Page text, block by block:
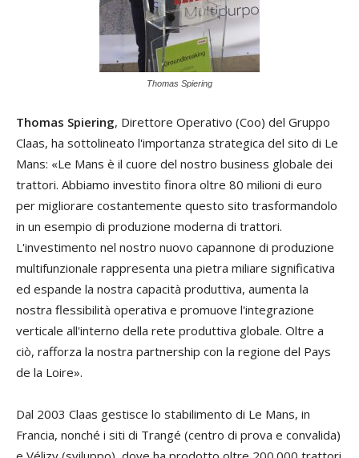
Thomas Spiering
Thomas Spiering, Direttore Operativo (Coo) del Gruppo
Claas, ha sottolineato l'importanza strategica del sito di Le
Mans: «Le Mans è il cuore del nostro business globale dei
trattori. Abbiamo investito finora oltre 80 milioni di euro
per migliorare costantemente questo sito trasformandolo
in un esempio di produzione moderna di trattori.
L'investimento nel nostro nuovo capannone di produzione
multifunzionale rappresenta una pietra miliare significativa
ed espande la nostra capacità produttiva, aumenta la
nostra flessibilità operativa e promuove l'integrazione
verticale all'interno della rete produttiva globale. Oltre a
ciò, rafforza la nostra partnership con la regione del Pays
de la Loire».
Dal 2003 Claas gestisce lo stabilimento di Le Mans, in
Francia, nonché i siti di Trangé (centro di prova e convalida)